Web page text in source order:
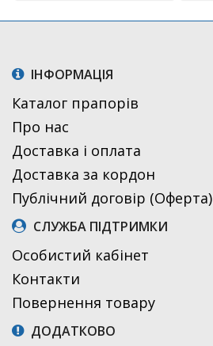
ІНФОРМАЦІЯ
Каталог прапорів
Про нас
Доставка і оплата
Доставка за кордон
Публічний договір (Оферта)
СЛУЖБА ПІДТРИМКИ
Особистий кабінет
Контакти
Повернення товару
ДОДАТКОВО